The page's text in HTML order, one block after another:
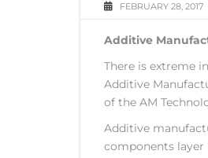
FEBRUARY 28, 2017
Additive
There is extreme
Additive
of the AM
Additive
components layer